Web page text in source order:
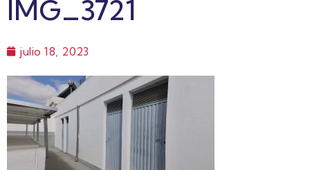
IMG_3721
julio 18, 2023